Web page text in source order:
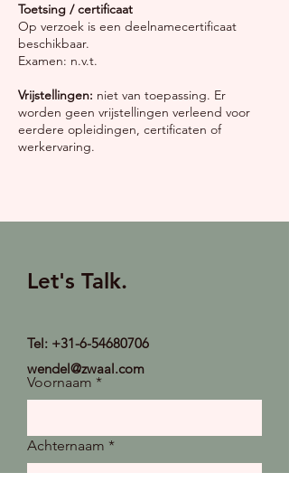
Toetsing / certificaat
Op verzoek is een deelnamecertificaat
beschikbaar.
Examen: n.v.t.
Vrijstellingen: niet van toepassing. Er
worden geen vrijstellingen verleend voor
eerdere opleidingen, certificaten of
werkervaring.
Let's Talk.
Tel: +31-6-54680706
wendel@zwaal.com
Voornaam *
Achternaam *